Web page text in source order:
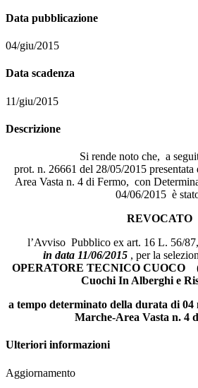
Data pubblicazione
04/giu/2015
Data scadenza
11/giu/2015
Descrizione
Si rende noto che, a seguito
prot. n. 26661 del 28/05/2015
Area Vasta n. 4 di Fermo, con
04/06/2015 è
REVOCATO
l’Avviso Pubblico ex art. 16 L. 56/87,
in data 11/06/2015 , per la
OPERATORE TECNICO CUOCO
Cuochi In Alberghi e
a tempo determinato della durata di 04
Marche-Area Vasta n. 4
Ulteriori informazioni
Aggiornamento